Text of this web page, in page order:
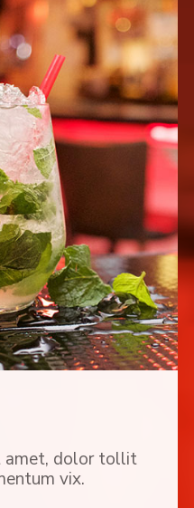
amet, dolor tollit
vix.